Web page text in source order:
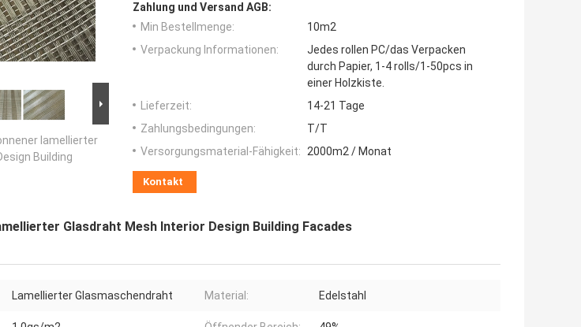
lamellierter
Building
Zahlung und Versand AGB:
Min Bestellmenge:
10m2
Verpackung Informationen:
Jedes rollen PC/das Verpacken
durch Papier, 1-4 rolls/1-50pcs in
einer Holzkiste.
Lieferzeit:
14-21 Tage
Zahlungsbedingungen:
T/T
Versorgungsmaterial-Fähigkeit: 2000m2 / Monat
Kontakt
Glasdraht Mesh Interior Design Building Facades
Lamellierter Glasmaschendraht Material: Edelstahl